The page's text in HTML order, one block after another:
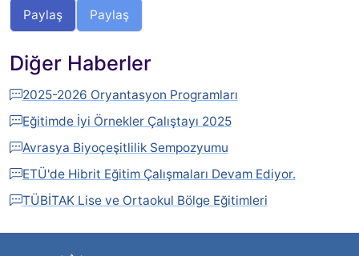
Paylaş Paylaş
Diğer Haberler
2025-2026 Oryantasyon Programları
Eğitimde İyi Örnekler Çalıştayı 2025
Avrasya Biyoçeşitlilik Sempozyumu
ETÜ'de Hibrit Eğitim Çalışmaları Devam Ediyor.
TÜBİTAK Lise ve Ortaokul Bölge Eğitimleri